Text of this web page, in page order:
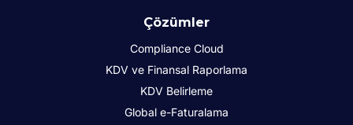
Çözümler
Compliance Cloud
KDV ve Finansal Raporlama
KDV Belirleme
Global e-Faturalama